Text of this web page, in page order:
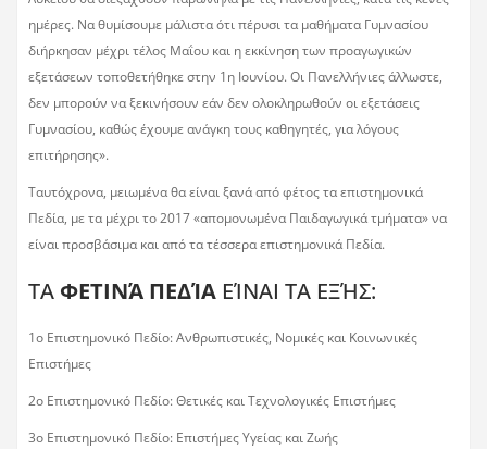
ημέρες. Να θυμίσουμε μάλιστα ότι πέρυσι τα μαθήματα Γυμνασίου
διήρκησαν μέχρι τέλος Μαΐου και η εκκίνηση των προαγωγικών
εξετάσεων τοποθετήθηκε στην 1η Ιουνίου. Οι Πανελλήνιες άλλωστε,
δεν μπορούν να ξεκινήσουν εάν δεν ολοκληρωθούν οι εξετάσεις
Γυμνασίου, καθώς έχουμε ανάγκη τους καθηγητές, για λόγους
επιτήρησης».
Ταυτόχρονα, μειωμένα θα είναι ξανά από φέτος τα επιστημονικά
Πεδία, με τα μέχρι το 2017 «απομονωμένα Παιδαγωγικά τμήματα» να
είναι προσβάσιμα και από τα τέσσερα επιστημονικά Πεδία.
ΤΑ ΦΕΤΙΝΆ ΠΕΔΊΑ ΕΊΝΑΙ ΤΑ ΕΞΉΣ:
1ο Επιστημονικό Πεδίο: Ανθρωπιστικές, Νομικές και Κοινωνικές
Επιστήμες
2ο Επιστημονικό Πεδίο: Θετικές και Τεχνολογικές Επιστήμες
3ο Επιστημονικό Πεδίο: Επιστήμες Υγείας και Ζωής